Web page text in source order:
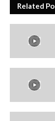
Related